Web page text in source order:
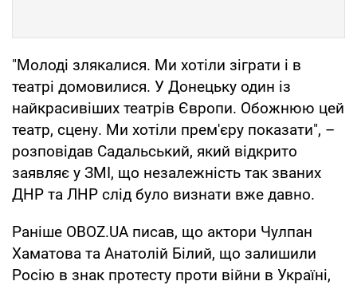
"Молоді злякалися. Ми хотіли зіграти і в
театрі домовилися. У Донецьку один із
найкрасивіших театрів Європи. Обожнюю цей
театр, сцену. Ми хотіли прем'єру показати", –
розповідав Садальський, який відкрито
заявляє у ЗМІ, що незалежність так званих
ДНР та ЛНР слід було визнати вже давно.
Раніше OBOZ.UA писав, що актори Чулпан
Хаматова та Анатолій Білий, що залишили
Росію в знак протесту проти війни в Україні,